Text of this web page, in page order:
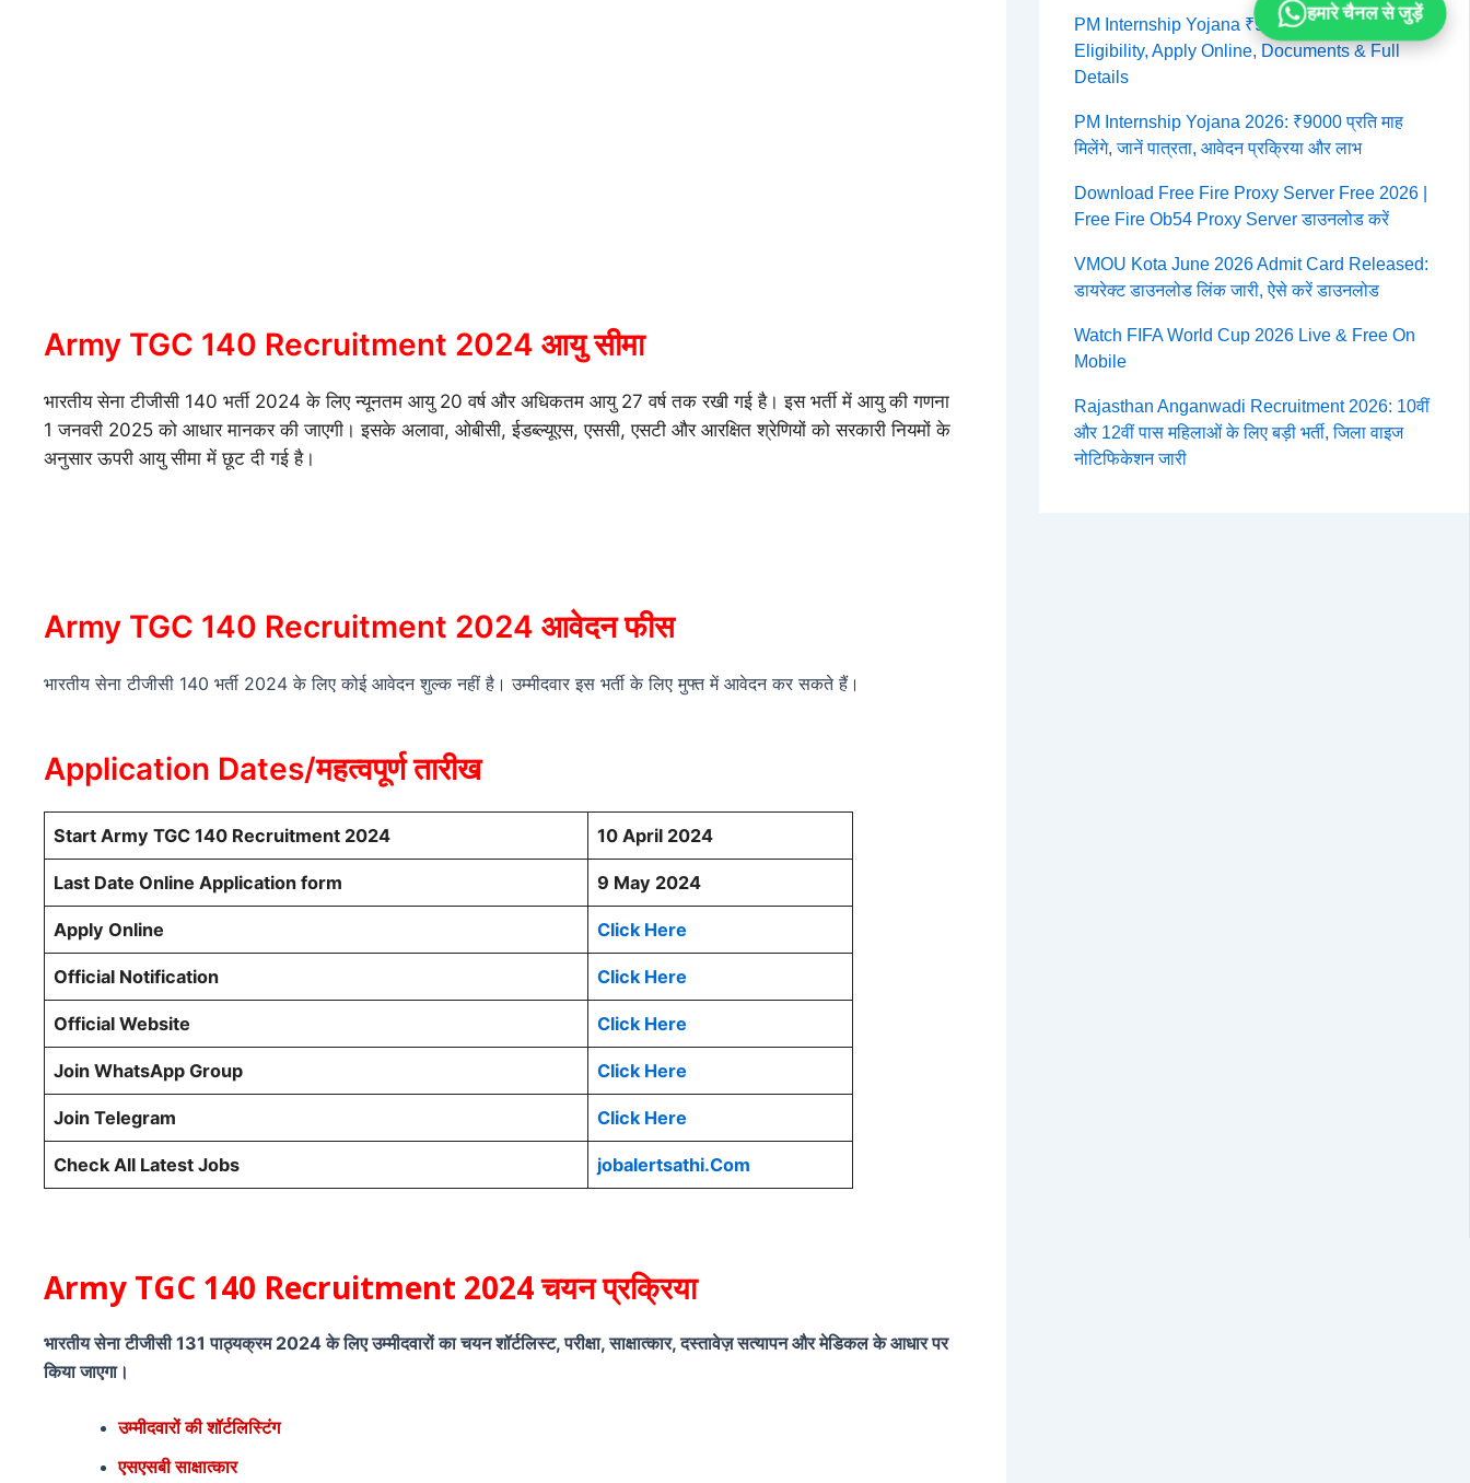
Army TGC 140 Recruitment 2024 आयु सीमा
भारतीय सेना टीजीसी 140 भर्ती 2024 के लिए न्यूनतम आयु 20 वर्ष और अधिकतम आयु 27 वर्ष तक रखी गई है। इस भर्ती में आयु की गणना
1 जनवरी 2025 को आधार मानकर की जाएगी। इसके अलावा, ओबीसी, ईडब्ल्यूएस, एससी, एसटी और आरक्षित श्रेणियों को सरकारी नियमों के
अनुसार ऊपरी आयु सीमा में छूट दी गई है।
Army TGC 140 Recruitment 2024 आवेदन फीस
भारतीय सेना टीजीसी 140 भर्ती 2024 के लिए कोई आवेदन शुल्क नहीं है। उम्मीदवार इस भर्ती के लिए मुफ्त में आवेदन कर सकते हैं।
Application Dates/महत्वपूर्ण तारीख
Start Army TGC 140 Recruitment 2024 10 April 2024
Last Date Online Application form 9 May 2024
Apply Online Click Here
Official Notification Click Here
Official Website Click Here
Join WhatsApp Group Click Here
Join Telegram Click Here
Check All Latest Jobs jobalertsathi.Com
Army TGC 140 Recruitment 2024 चयन प्रक्रिया
भारतीय सेना टीजीसी 131 पाठ्यक्रम 2024 के लिए उम्मीदवारों का चयन शॉर्टलिस्ट, परीक्षा, साक्षात्कार, दस्तावेज़ सत्यापन और मेडिकल के आधार पर
किया जाएगा।
उम्मीदवारों की शॉर्टलिस्टिंग
एसएसबी साक्षात्कार
PM Internship Yojana ₹9000 Per Month 2026:
Eligibility, Apply Online, Documents & Full
Details
PM Internship Yojana 2026: ₹9000 प्रति माह
मिलेंगे, जानें पात्रता, आवेदन प्रक्रिया और लाभ
Download Free Fire Proxy Server Free 2026 |
Free Fire Ob54 Proxy Server डाउनलोड करें
VMOU Kota June 2026 Admit Card Released:
डायरेक्ट डाउनलोड लिंक जारी, ऐसे करें डाउनलोड
Watch FIFA World Cup 2026 Live & Free On
Mobile
Rajasthan Anganwadi Recruitment 2026: 10वीं
और 12वीं पास महिलाओं के लिए बड़ी भर्ती, जिला वाइज
नोटिफिकेशन जारी
हमारे चैनल से जुड़ें